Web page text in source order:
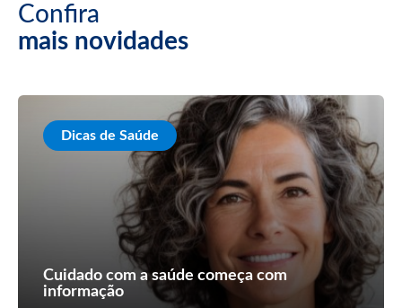
Confira
mais novidades
Dicas de Saúde
Cuidado com a saúde começa com
informação